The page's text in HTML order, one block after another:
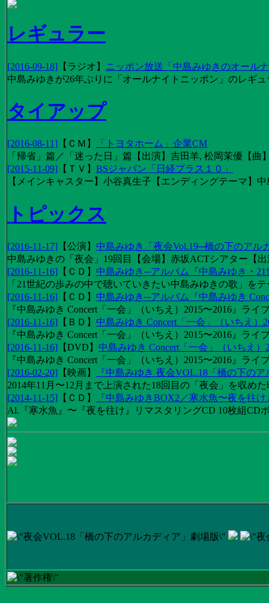
レギュラー
[2016-09-18] 【 ラジオ 】 ニッポン放送「中島みゆきのオール
中島みゆきが26年ぶりに「オールナイトニッポン」のレギ
タイアップ
[2016-08-11] 【 ＣＭ 】
「トヨタホーム」企業CM
「帰省」篇／「迷った日」篇【出演】吉田羊, 松岡茉優【
[2015-11-09] 【 ＴＶ 】 BSジャパン「日経プラス１０」
【メインキャスター】小谷真生子【エンディングテーマ】
トピックス
[2016-11-17] 【公演】 中島みゆき「夜会Vol.19─橋の下のアル
中島みゆきの「夜会」19回目【会場】赤坂ACTシアター【
[2016-11-16] 【 ＣＤ 】 中島みゆき─アルバム『中島みゆき・
「21世紀の歩みの中で聴いていきたい中島みゆきの歌」を
[2016-11-16] 【 ＣＤ 】 中島みゆき─アルバム『中島みゆき
『中島みゆき Concert「一会」（いちえ）2015〜2016』ラ
[2016-11-16] 【 ＢＤ 】 中島みゆき Concert「一会」（いちえ）
『中島みゆき Concert「一会」（いちえ）2015〜2016』ラ
[2016-11-16] 【DVD 】 中島みゆき Concert「一会」（いちえ）
『中島みゆき Concert「一会」（いちえ）2015〜2016』ラ
[2016-02-20] 【 映画】
『中島みゆき 夜会VOL.18「橋の下の
2014年11月〜12月まで上演された18回目の「夜会」を収め
[2014-11-15] 【 ＣＤ 】
『中島みゆきBOX2／寒水魚〜夜を往
Al.『寒水魚』〜『夜を往け』リマスタリングCD 10枚組CD